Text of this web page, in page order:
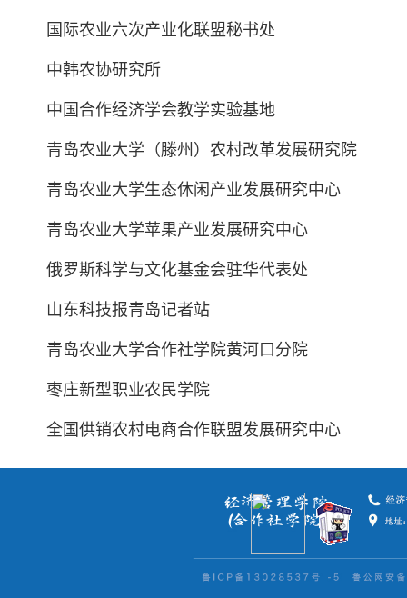
国际农业六次产业化联盟秘书处
中韩农协研究所
中国合作经济学会教学实验基地
青岛农业大学（滕州）农村改革发展研究院
青岛农业大学生态休闲产业发展研究中心
青岛农业大学苹果产业发展研究中心
俄罗斯科学与文化基金会驻华代表处
山东科技报青岛记者站
青岛农业大学合作社学院黄河口分院
枣庄新型职业农民学院
全国供销农村电商合作联盟发展研究中心